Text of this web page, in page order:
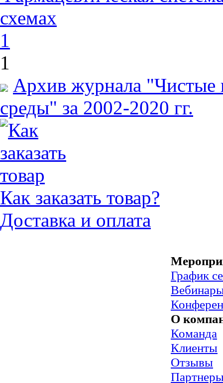
схемах
1
1
Архив журнала "Чистые
среды" за 2002-2020 гг.
Как заказать товар?
Доставка и оплата
График
О
Команда
Клиенты
Отзывы